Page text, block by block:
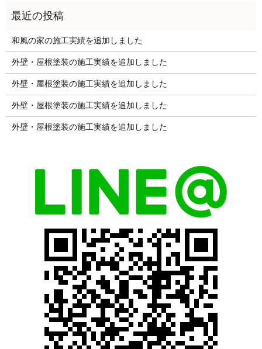
和風の家の施工実績を追加しました
外壁・屋根塗装の施工実績を追加しました
外壁・屋根塗装の施工実績を追加しました
外壁・屋根塗装の施工実績を追加しました
外壁・屋根塗装の施工実績を追加しました